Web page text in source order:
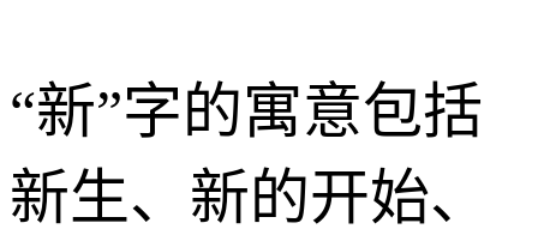
“新”字的寓意包括
新生、新的开始、